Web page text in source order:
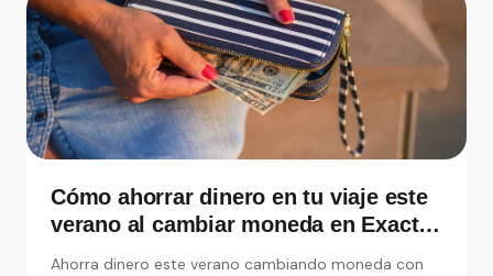
Cómo ahorrar dinero en tu viaje este
verano al cambiar moneda en Exact
Ahorra dinero este verano cambiando moneda con